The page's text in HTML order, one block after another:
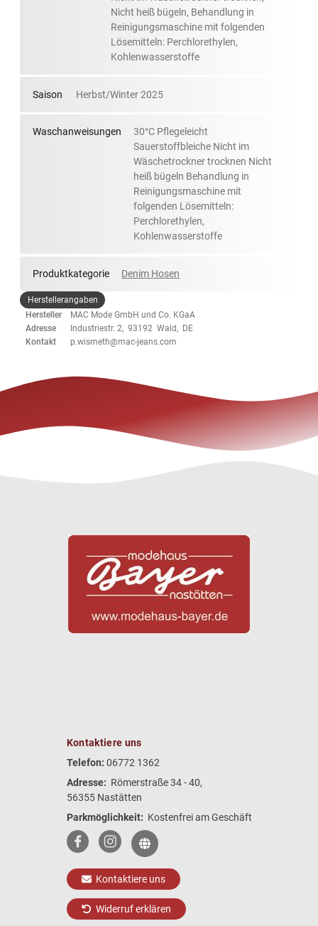
Nicht heiß bügeln, Behandlung in
Reinigungsmaschine mit folgenden
Lösemitteln: Perchlorethylen,
Kohlenwasserstoffe
Saison Herbst/Winter 2025
Waschanweisungen
30°C Pflegeleicht
Sauerstoffbleiche Nicht im
Wäschetrockner trocknen Nicht
heiß bügeln Behandlung in
Reinigungsmaschine mit
folgenden Lösemitteln:
Perchlorethylen,
Kohlenwasserstoffe
Produktkategorie Denim Hosen
Herstellerangaben
Hersteller
MAC Mode GmbH und Co. KGaA
Adresse
Industriestr. 2, 93192 Wald, DE
Kontakt
p.wismeth@mac-jeans.com
Kontaktiere uns
Telefon: 06772 1362
Adresse: Römerstraße 34 - 40,
56355 Nastätten
Parkmöglichkeit: Kostenfrei am Geschäft
Kontaktiere uns
Widerruf erklären